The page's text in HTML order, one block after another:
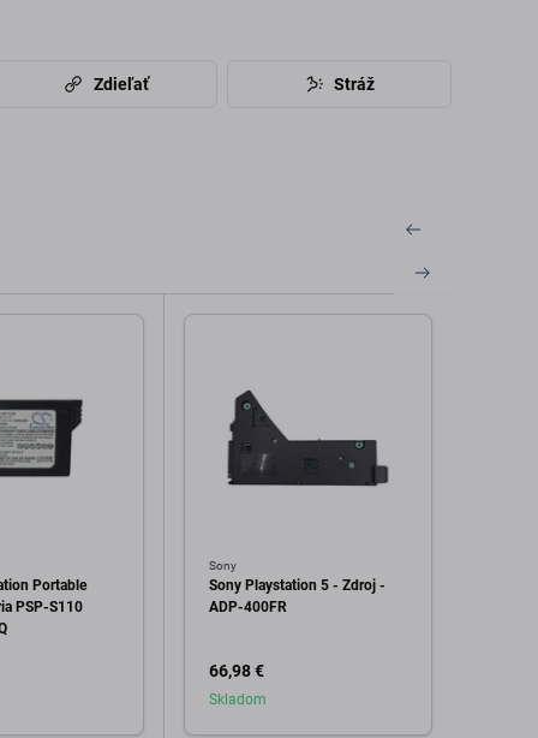
Zdieľať Stráž
Portable
PSP-S110
Sony
Sony Playstation 5 - Zdroj -
ADP-400FR
66,98 €
Skladom